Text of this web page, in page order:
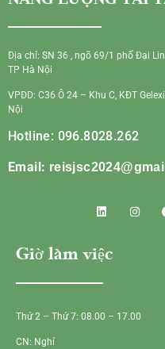
Địa chỉ: SN 36 , ngõ 69/1 phố Đại
TP Hà Nội
VPĐD: C36 Ô 24 – Khu C, KĐT
Nội
Hotline: 096.8028.262
Email:
Giờ làm việc
Thứ 2 – Thứ 7: 08.00 – 17.00
CN: Nghỉ